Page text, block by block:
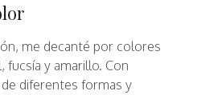
me decanté por colores
fucsía y amarillo. Con
diferentes formas y